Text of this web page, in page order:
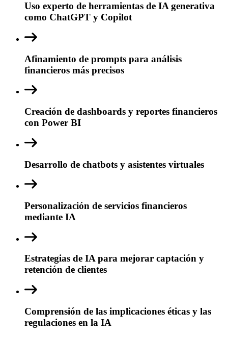
Uso experto de herramientas de IA generativa
como ChatGPT y Copilot
Afinamiento de prompts para análisis
financieros más precisos
Creación de dashboards y reportes financieros
con Power BI
Desarrollo de chatbots y asistentes virtuales
Personalización de servicios financieros
mediante IA
Estrategias de IA para mejorar captación y
retención de clientes
Comprensión de las implicaciones éticas y las
regulaciones en la IA